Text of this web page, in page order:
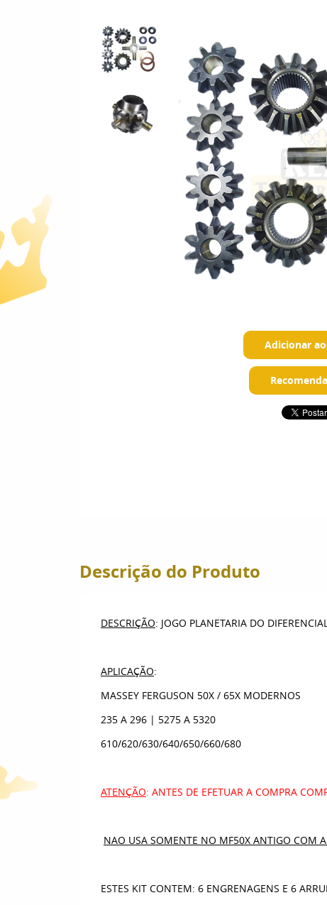
Adicionar
Descrição do Produto
DESCRIÇÃO: JOGO PLANETARIA DO
APLICAÇÃO:
MASSEY FERGUSON 50X / 65X MODERNOS
235 A 296 | 5275 A 5320
610/620/630/640/650/660/680
ATENÇÃO: ANTES DE EFETUAR A COMPRA
NAO USA SOMENTE NO MF50X ANTIGO COM
ESTES KIT CONTEM: 6 ENGRENAGENS E 6